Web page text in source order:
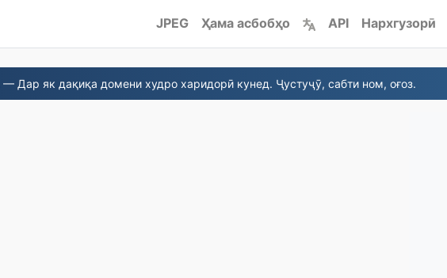
JPEG Ҳама асбобҳо API Нархгузорӣ
— Дар як дақиқа домени худро харидорӣ кунед. Ҷустуҷӯ, сабти ном, оғоз.